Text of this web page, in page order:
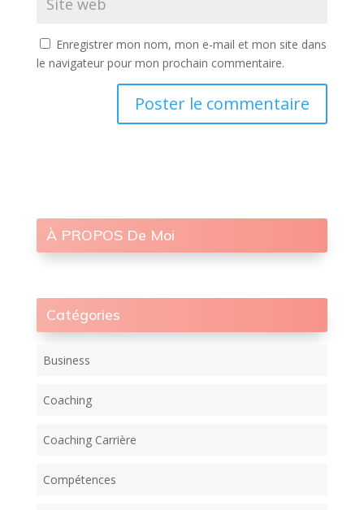
Enregistrer mon nom, mon e-mail et mon site dans
le navigateur pour mon prochain commentaire.
À PROPOS De Moi
Catégories
Business
Coaching
Coaching Carrière
Compétences